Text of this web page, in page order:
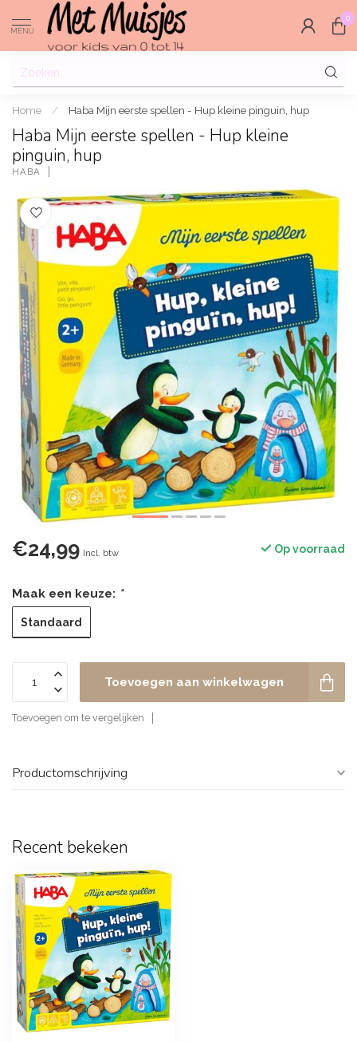
MENU
0
Home / Haba Mijn eerste spellen - Hup kleine pinguin, hup
Haba Mijn eerste spellen - Hup kleine
pinguin, hup
HABA
€24,99 Incl. btw Op voorraad
Maak een keuze: *
Standaard
Toevoegen aan winkelwagen
Toevoegen om te vergelijken
Productomschrijving
Recent bekeken